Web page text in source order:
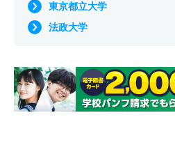
東京都立大学
法政大学